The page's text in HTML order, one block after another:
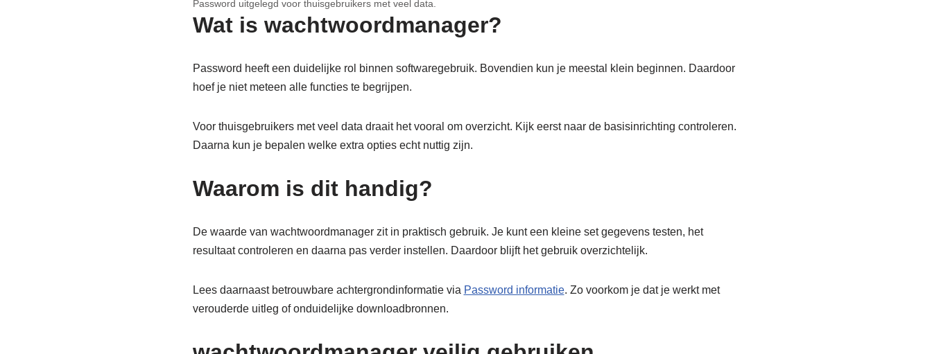
Password uitgelegd voor thuisgebruikers met veel data.
Wat is wachtwoordmanager?
Password heeft een duidelijke rol binnen softwaregebruik. Bovendien kun je meestal klein beginnen. Daardoor
hoef je niet meteen alle functies te begrijpen.
Voor thuisgebruikers met veel data draait het vooral om overzicht. Kijk eerst naar de basisinrichting controleren.
Daarna kun je bepalen welke extra opties echt nuttig zijn.
Waarom is dit handig?
De waarde van wachtwoordmanager zit in praktisch gebruik. Je kunt een kleine set gegevens testen, het
resultaat controleren en daarna pas verder instellen. Daardoor blijft het gebruik overzichtelijk.
Lees daarnaast betrouwbare achtergrondinformatie via Password informatie. Zo voorkom je dat je werkt met
verouderde uitleg of onduidelijke downloadbronnen.